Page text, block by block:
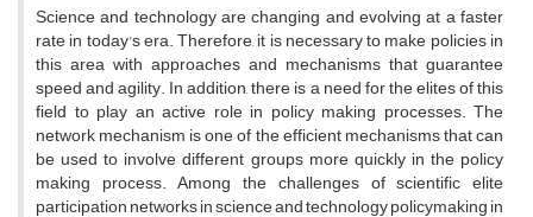
Science and technology are changing and evolving at a faster
rate in today's era. Therefore, it is necessary to make policies in
this area with approaches and mechanisms that guarantee
speed and agility. In addition, there is a need for the elites of this
field to play an active role in policy making processes. The
network mechanism is one of the efficient mechanisms that can
be used to involve different groups more quickly in the policy
making process. Among the challenges of scientific elite
participation networks in science and technology policymaking in